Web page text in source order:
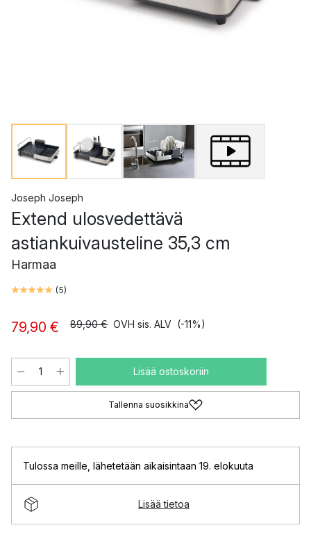
Joseph Joseph
Extend ulosvedettävä
astiankuivausteline 35,3 cm
Harmaa
(5)
79,90 € 89,90 € OVH sis. ALV (-11%)
Lisää ostoskoriin
Tallenna suosikkina
Tulossa meille lähetetään aikaisintaan 19. elokuuta
Lisää tietoa